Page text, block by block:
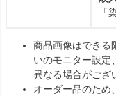
「
商品画像はできる
いのモニター設定
異なる場合がござ
オーダー品のため